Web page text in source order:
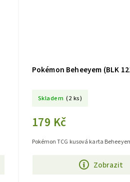
Pokémon Beheeyem (BLK
Skladem (2 ks)
179 Kč
Zobrazit
Pokémon TCG kusová karta